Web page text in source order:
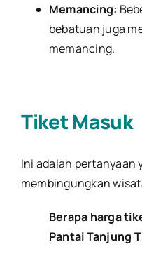
Memancing:
bebatuan juga
memancing.
Tiket Masuk
Ini adalah pertanyaan
membingungkan
Berapa harga
Pantai Tanjung